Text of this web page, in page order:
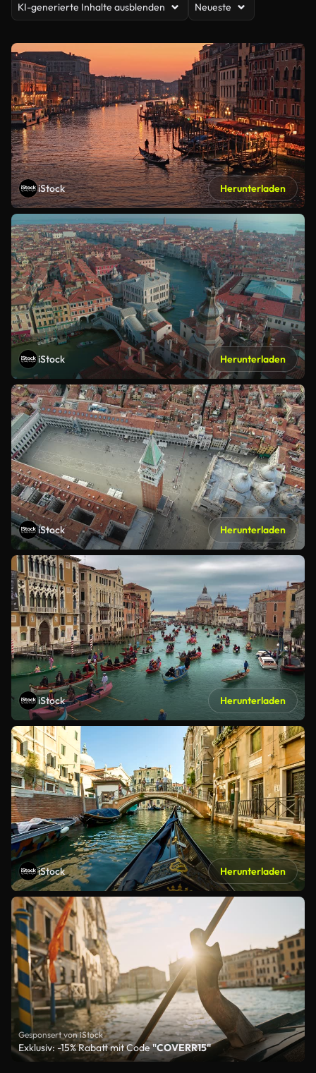
KI-generierte Inhalte ausblenden Neueste
iStock Herunterladen
iStock Herunterladen
iStock Herunterladen
iStock Herunterladen
iStock Herunterladen
Gesponsert von iStock
Exklusiv: -15% Rabatt mit Code"COVERR15"